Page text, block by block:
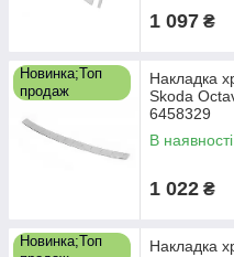
1 097 ₴
Новинка;Топ
продаж
Накладка
Skoda
6458329
В наявності
1 022 ₴
Новинка;Топ
Накладка